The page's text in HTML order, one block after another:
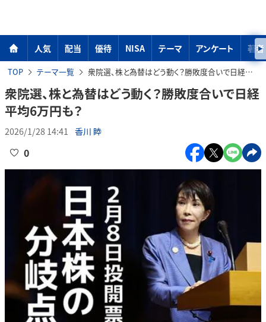
人気 配当 優待 NISA テーマ アンケート 著者
TOP テーマ一覧 衆院選、株と為替はどう動く？勝敗度合いで日経平均6万円も？
衆院選、株と為替はどう動く？勝敗度合いで日経
平均6万円も？
2026/1/28 14:41 香川 睦
0